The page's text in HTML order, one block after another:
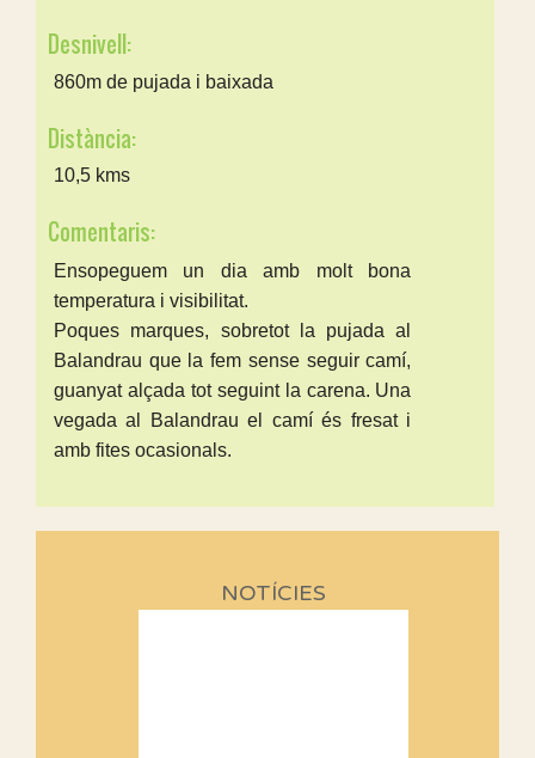
Desnivell:
860m de pujada i baixada
Distància:
10,5 kms
Comentaris:
Ensopeguem un dia amb molt bona
temperatura i visibilitat.
Poques marques, sobretot la pujada al
Balandrau que la fem sense seguir camí,
guanyat alçada tot seguint la carena. Una
vegada al Balandrau el camí és fresat i
amb fites ocasionals.
NOTÍCIES